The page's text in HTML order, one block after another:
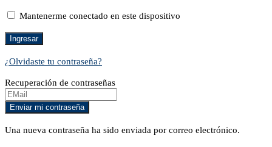
Mantenerme conectado en este dispositivo
¿Olvidaste tu contraseña?
Recuperación de contraseñas
Una nueva contraseña ha sido enviada por correo electrónico.